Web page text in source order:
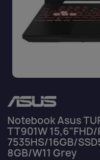
Notebook Asus
TT901W
7535HS/16GB/
8GB/W11 Grey